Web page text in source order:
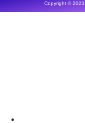
Copyright ©